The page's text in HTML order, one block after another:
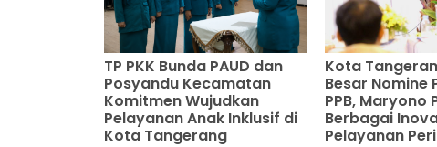
TP PKK Bunda PAUD dan
Posyandu Kecamatan
Komitmen Wujudkan
Pelayanan Anak Inklusif di
Kota Tangerang
Kota
Besar Nomine
PPB, Maryono
Berbagai
Pelayanan